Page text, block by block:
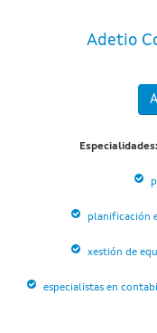
Adetio
Especialidades:
planificación
xestión de
especialistas en